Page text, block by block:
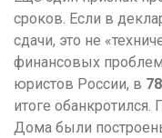
сроков. Если в
сдачи, это не
финансовых
юристов России, в
итоге
Дома были